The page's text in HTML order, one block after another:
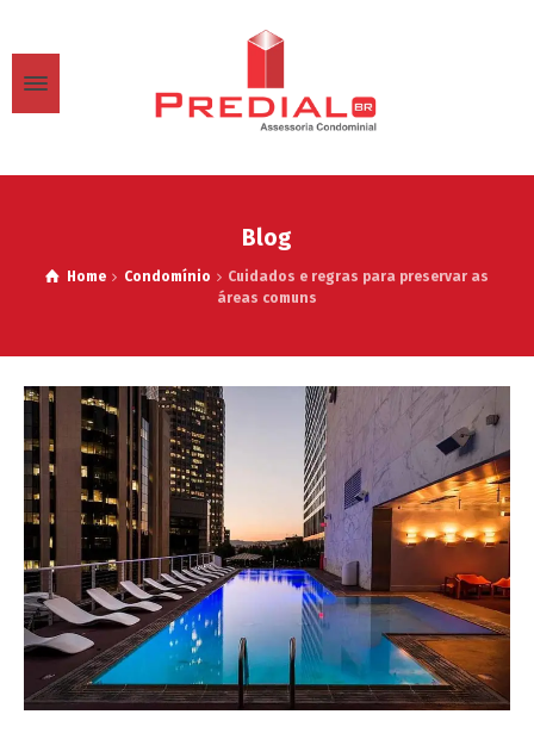
Blog
Home Condomínio
Cuidados e regras para preservar as
áreas comuns